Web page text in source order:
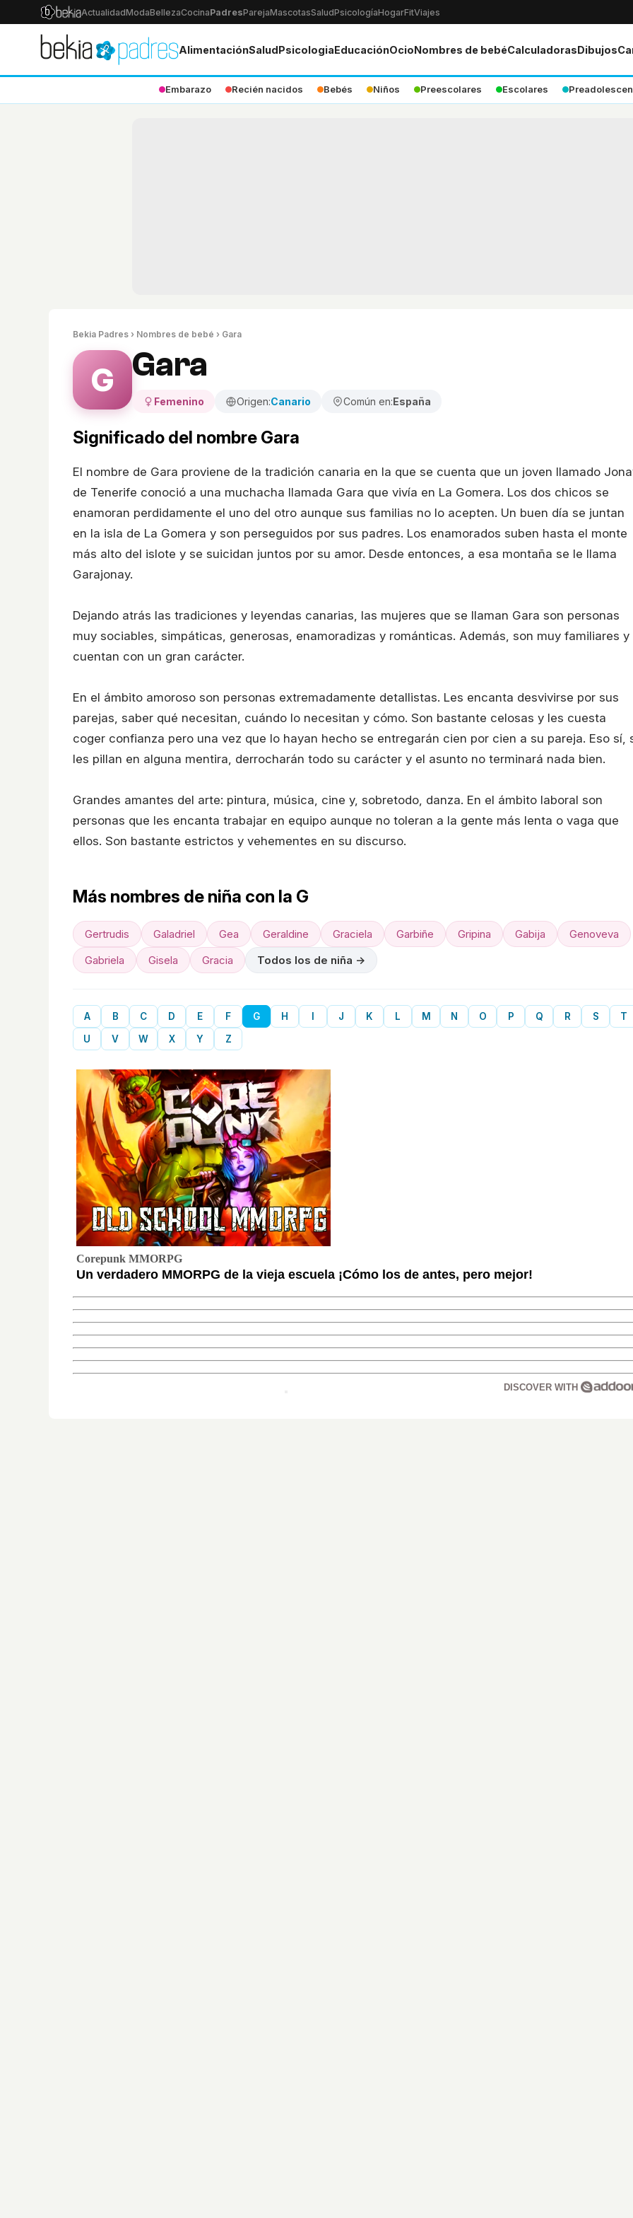
ActualidadModaBellezaCocinaPadresParejaMascotasSaludPsicologíaHogarFitViajes
AlimentaciónSaludPsicologiaEducaciónOcioNombres de bebéCalculadorasDibujos
Embarazo Recién nacidos Bebés Niños Preescolares Escolares
Bekia Padres › Nombres de bebé › Gara
G Gara
Femenino Origen:Canario Común en:España
Significado del nombre Gara
El nombre de Gara proviene de la tradición canaria en la que se cuenta que un joven llamado
de Tenerife conoció a una muchacha llamada Gara que vivía en La Gomera. Los dos chicos se
enamoran perdidamente el uno del otro aunque sus familias no lo acepten. Un buen día se juntan
en la isla de La Gomera y son perseguidos por sus padres. Los enamorados suben hasta el monte
más alto del islote y se suicidan juntos por su amor. Desde entonces, a esa montaña se le llama
Garajonay.
Dejando atrás las tradiciones y leyendas canarias, las mujeres que se llaman Gara son personas
muy sociables, simpáticas, generosas, enamoradizas y románticas. Además, son muy familiares y
cuentan con un gran carácter.
En el ámbito amoroso son personas extremadamente detallistas. Les encanta desvivirse por sus
parejas, saber qué necesitan, cuándo lo necesitan y cómo. Son bastante celosas y les cuesta
coger confianza pero una vez que lo hayan hecho se entregarán cien por cien a su pareja. Eso sí,
les pillan en alguna mentira, derrocharán todo su carácter y el asunto no terminará nada bien.
Grandes amantes del arte: pintura, música, cine y, sobretodo, danza. En el ámbito laboral son
personas que les encanta trabajar en equipo aunque no toleran a la gente más lenta o vaga que
ellos. Son bastante estrictos y vehementes en su discurso.
Más nombres de niña con la G
Gertrudis Galadriel Gea Geraldine Graciela Garbiñe Gripina Gabija
Genoveva
Gabriela
Gisela Gracia Todos los de niña →
A B C D E F G H J K L M N O P Q R S
T
U
V W X Y Z
Corepunk MMORPG
Un verdadero MMORPG de la vieja escuela ¡Cómo los de antes, pero mejor!
DISCOVER WITH